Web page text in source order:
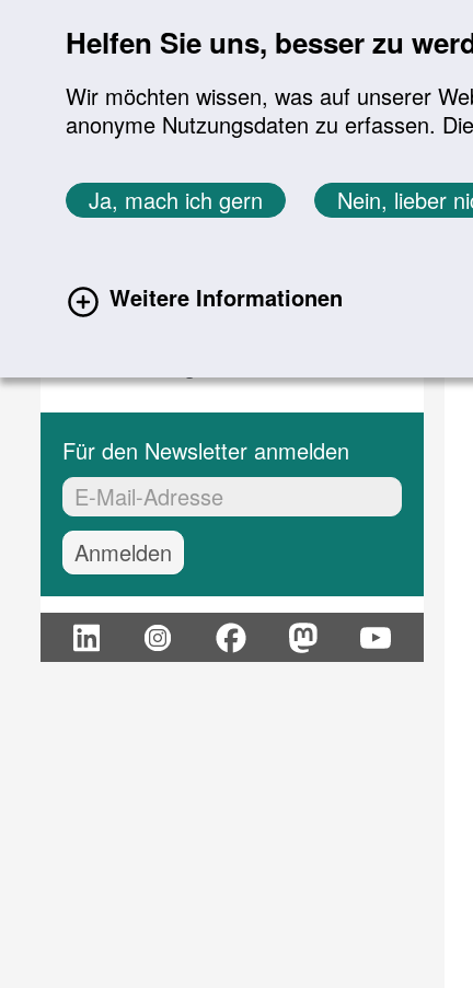
Helfen Sie uns, besser zu
Wir möchten wissen, was auf unserer
anonyme Nutzungsdaten zu erfassen.
Ja, mach ich gern Nein, lieber
Weitere Informationen
Sie befinden sich hier:
Startseite Aktuelles Aktuelle Meldungen
Aktuelle Meldungen
Für den Newsletter anmelden
EMail-Adresse:*